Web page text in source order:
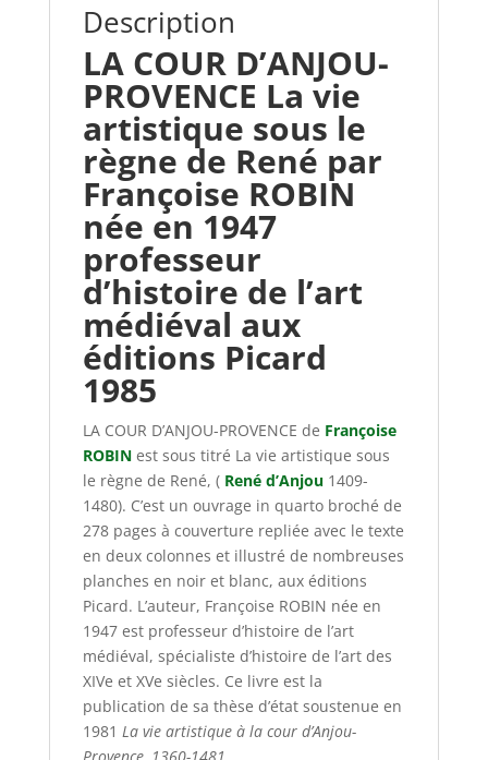
Description
LA COUR D’ANJOU-
PROVENCE La vie
artistique sous le
règne de René par
Françoise ROBIN
née en 1947
professeur
d’histoire de l’art
médiéval aux
éditions Picard
1985
LA COUR D’ANJOU-PROVENCE de Françoise
ROBINest sous titré La vie artistique sous
le règne de René, ( René d’Anjou 1409-
1480). C’est un ouvrage in quarto broché de
278 pages à couverture repliée avec le texte
en deux colonnes et illustré de nombreuses
planches en noir et blanc, aux éditions
Picard. L’auteur, Françoise ROBIN née en
1947 est professeur d’histoire de l’art
médiéval, spécialiste d’histoire de l’art des
XIVe et XVe siècles. Ce livre est la
publication de sa thèse d’état soustenue en
1981 La vie artistique à la cour d’Anjou-